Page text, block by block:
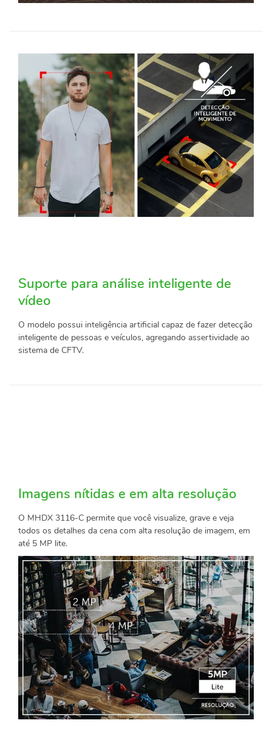
Suporte para análise inteligente de
vídeo
O modelo possui inteligência artificial capaz de fazer detecção
inteligente de pessoas e veículos, agregando assertividade ao
sistema de CFTV.
Imagens nítidas e em alta resolução
O MHDX 3116-C permite que você visualize, grave e veja
todos os detalhes da cena com alta resolução de imagem, em
até 5 MP lite.